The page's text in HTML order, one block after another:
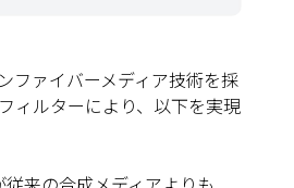
ファイバーメディア技術を採
ィルターにより、以下を実現